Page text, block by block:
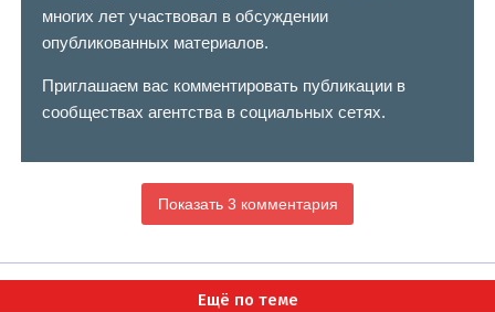
многих лет участвовал в обсуждении
опубликованных материалов.
Приглашаем вас комментировать публикации в
сообществах агентства в социальных сетях.
Показать 3 комментария
Ещё по теме